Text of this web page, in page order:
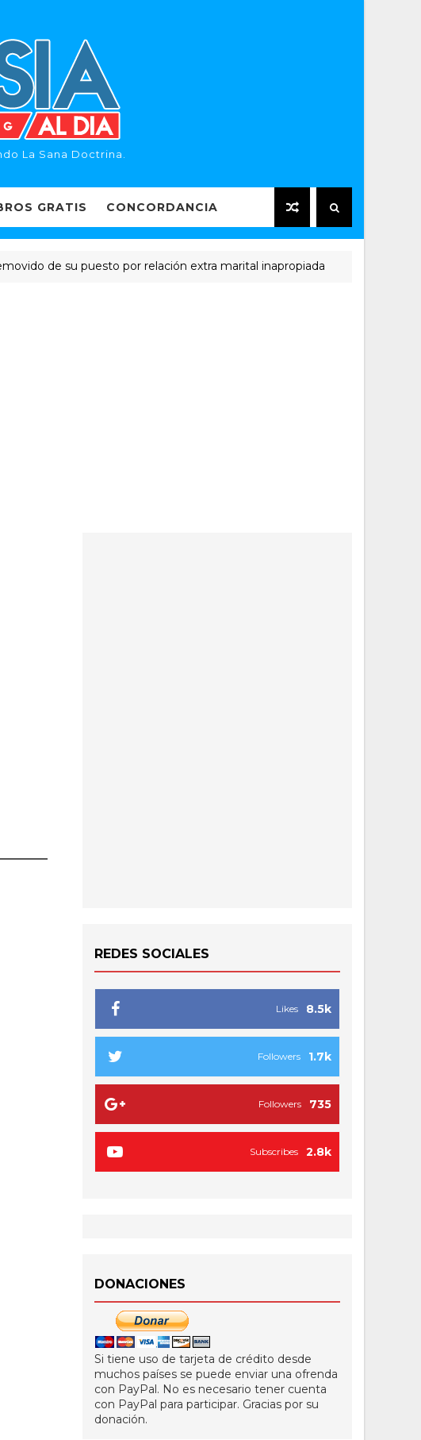
La Sana Doctrina.
GRATIS CONCORDANCIA
su puesto por relación extra marital inapropiada
REDES SOCIALES
8.5k
Likes
1.7k
Followers
735
Followers
2.8k
Subscribes
DONACIONES
Si tiene uso de tarjeta de crédito desde
muchos países se puede enviar una ofrenda
con PayPal. No es necesario tener cuenta
con PayPal para participar. Gracias por su
donación.